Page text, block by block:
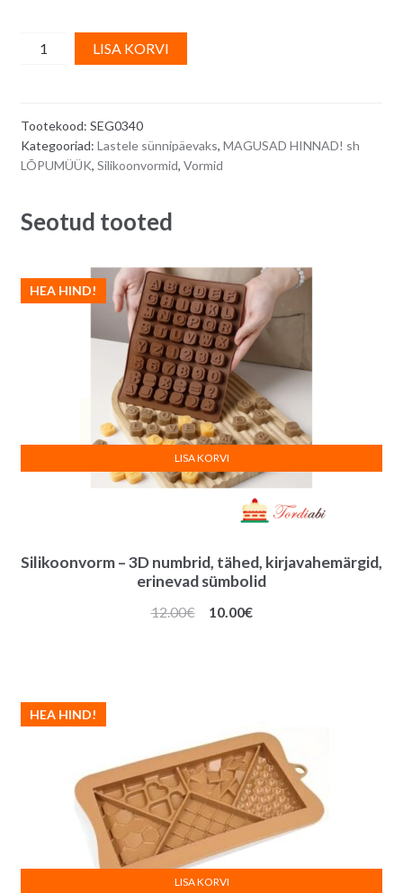
Silikoonvorm,
lõvi,
Mõmmi,
LISA KORVI
n
e
:
Tootekood: SEG0340
Kategooriad: Lastele sünnipäevaks, MAGUSAD HINNAD! sh
LÕPUMÜÜK, Silikoonvormid, Vormid
Seotud tooted
Silikoonvorm – 3D numbrid, tähed, kirjavahemärgid,
erinevad sümbolid
HEA HIND!
12.00€
Algne
10.00€Praegune
LISA KORVI
HEA HIND!
LISA KORVI